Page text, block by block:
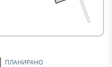
ПЛАНИРАНО